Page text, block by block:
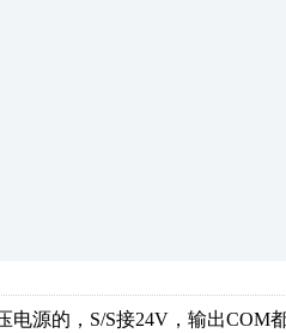
电源的，S/S接24V，输出COM